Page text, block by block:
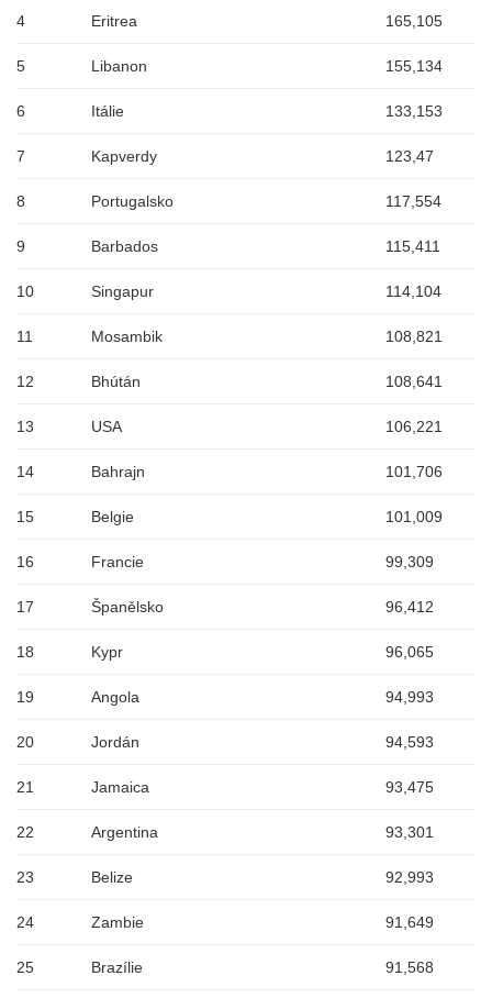
4 Eritrea 165,105
5 Libanon 155,134
6 Itálie 133,153
7 Kapverdy 123,47
8 Portugalsko 117,554
9 Barbados 115,411
10 Singapur 114,104
11 Mosambik 108,821
12 Bhútán 108,641
13 USA 106,221
14 Bahrajn 101,706
15 Belgie 101,009
16 Francie 99,309
17 Španělsko 96,412
18 Kypr 96,065
19 Angola 94,993
20 Jordán 94,593
21 Jamaica 93,475
22 Argentina 93,301
23 Belize 92,993
24 Zambie 91,649
25 Brazílie 91,568